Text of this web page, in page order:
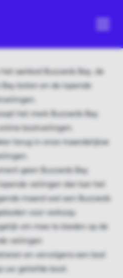
aanbod Buzzards Bay, de
boten en de lopende
het merk Buzzards Bay
bootveilingen.
terug in onze maandelijkse
geen Buzzards Bay
veilingen dan kan het
maand wel een Buzzards
voor verkoop.
om mee te bieden op de
veilingen
en vervolgens een bod
uw geliefde boot.